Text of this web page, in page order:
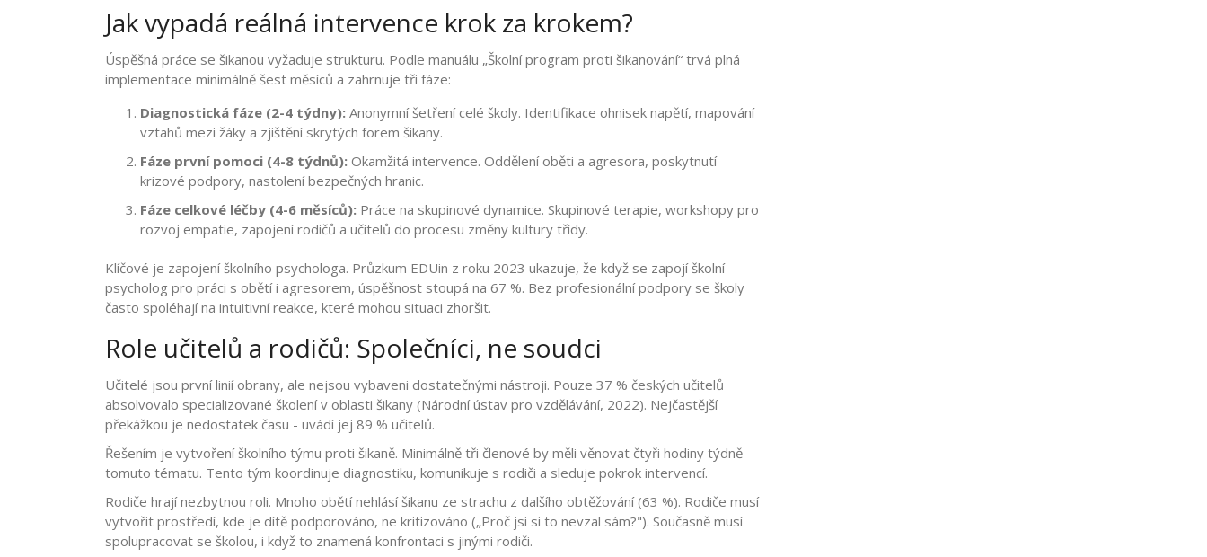
Jak vypadá reálná intervence krok za krokem?
Úspěšná práce se šikanou vyžaduje strukturu. Podle manuálu „Školní program proti šikanování“ trvá plná
implementace minimálně šest měsíců a zahrnuje tři fáze:
Diagnostická fáze (2-4 týdny): Anonymní šetření celé školy. Identifikace ohnisek napětí, mapování
vztahů mezi žáky a zjištění skrytých forem šikany.
Fáze první pomoci (4-8 týdnů): Okamžitá intervence. Oddělení oběti a agresora, poskytnutí
krizové podpory, nastolení bezpečných hranic.
Fáze celkové léčby (4-6 měsíců): Práce na skupinové dynamice. Skupinové terapie, workshopy pro
rozvoj empatie, zapojení rodičů a učitelů do procesu změny kultury třídy.
Klíčové je zapojení školního psychologa. Průzkum EDUin z roku 2023 ukazuje, že když se zapojí školní
psycholog pro práci s obětí i agresorem, úspěšnost stoupá na 67 %. Bez profesionální podpory se školy
často spoléhají na intuitivní reakce, které mohou situaci zhoršit.
Role učitelů a rodičů: Společníci, ne soudci
Učitelé jsou první linií obrany, ale nejsou vybaveni dostatečnými nástroji. Pouze 37 % českých učitelů
absolvovalo specializované školení v oblasti šikany (Národní ústav pro vzdělávání, 2022). Nejčastější
překážkou je nedostatek času - uvádí jej 89 % učitelů.
Řešením je vytvoření školního týmu proti šikaně. Minimálně tři členové by měli věnovat čtyři hodiny týdně
tomuto tématu. Tento tým koordinuje diagnostiku, komunikuje s rodiči a sleduje pokrok intervencí.
Rodiče hrají nezbytnou roli. Mnoho obětí nehlásí šikanu ze strachu z dalšího obtěžování (63 %). Rodiče musí
vytvořit prostředí, kde je dítě podporováno, ne kritizováno („Proč jsi si to nevzal sám?"). Současně musí
spolupracovat se školou, i když to znamená konfrontaci s jinými rodiči.